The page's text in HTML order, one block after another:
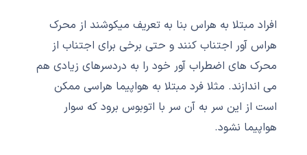
افراد مبتلا به هراس بنا به تعریف میکوشند از محرک
هراس آور اجتناب کنند و حتی برخی برای اجتناب از
محرک های اضطراب آور خود را به دردسرهای زیادی هم
می اندازند. مثلا فرد مبتلا به هواپیما هراسی ممکن
است از این سر به آن سر با اتوبوس برود که سوار
هواپیما نشود.